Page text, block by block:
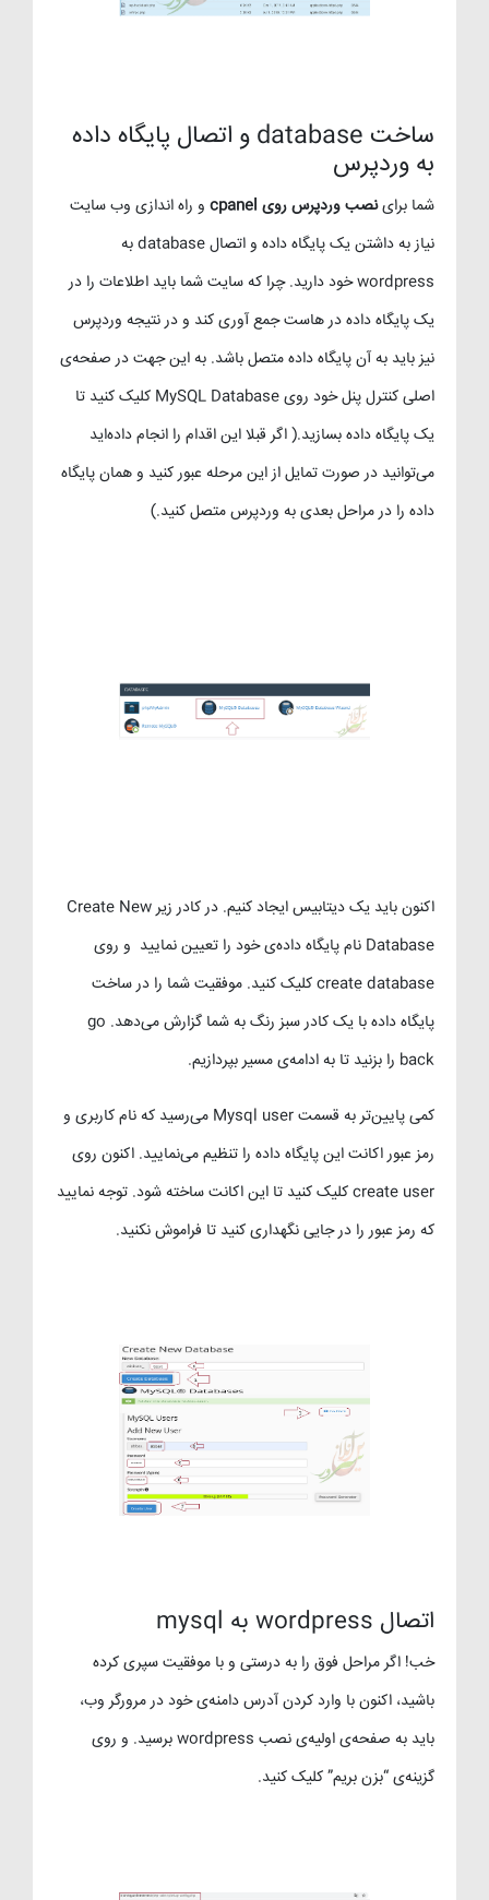
ساخت database و اتصال پایگاه داده
به وردپرس
شما براینصب وردپرس روی cpanel
و راه اندازی وب سایت
نیاز به داشتن یک پایگاه داده و اتصال database به
wordpress خود دارید. چرا که سایت شما باید اطلاعات را در
یک پایگاه داده در هاست جمع آوری کند و در نتیجه وردپرس
نیز باید به آن پایگاه داده متصل باشد. به این جهت در صفحه‌ی
اصلی کنترل پنل خود روی MySQL Database کلیک کنید تا
یک پایگاه داده بسازید.( اگر قبلا این اقدام را انجام داده‌اید
می‌توانید در صورت تمایل از این مرحله عبور کنید و همان پایگاه
داده را در مراحل بعدی به وردپرس متصل کنید.)
اکنون باید یک دیتابیس ایجاد کنیم. در کادر زیر Create New
Database نام پایگاه داده‌ی خود را تعیین نمایید و روی
create database کلیک کنید. موفقیت شما را در ساخت
پایگاه داده با یک کادر سبز رنگ به شما گزارش می‌دهد. go
back را بزنید تا به ادامه‌ی مسیر بپردازیم.
کمی پایین‌تر به قسمت Mysql user می‌رسید که نام کاربری و
رمز عبور اکانت این پایگاه داده را تنظیم می‌نمایید. اکنون روی
create user کلیک کنید تا این اکانت ساخته شود. توجه نمایید
که رمز عبور را در جایی نگهداری کنید تا فراموش نکنید.
اتصال wordpress به mysql
خب! اگر مراحل فوق را به درستی و با موفقیت سپری کرده
باشید، اکنون با وارد کردن آدرس دامنه‌ی خود در مرورگر وب،
باید به صفحه‌ی اولیه‌ی نصب wordpress برسید. و روی
گزینه‌ی “بزن بریم” کلیک کنید.